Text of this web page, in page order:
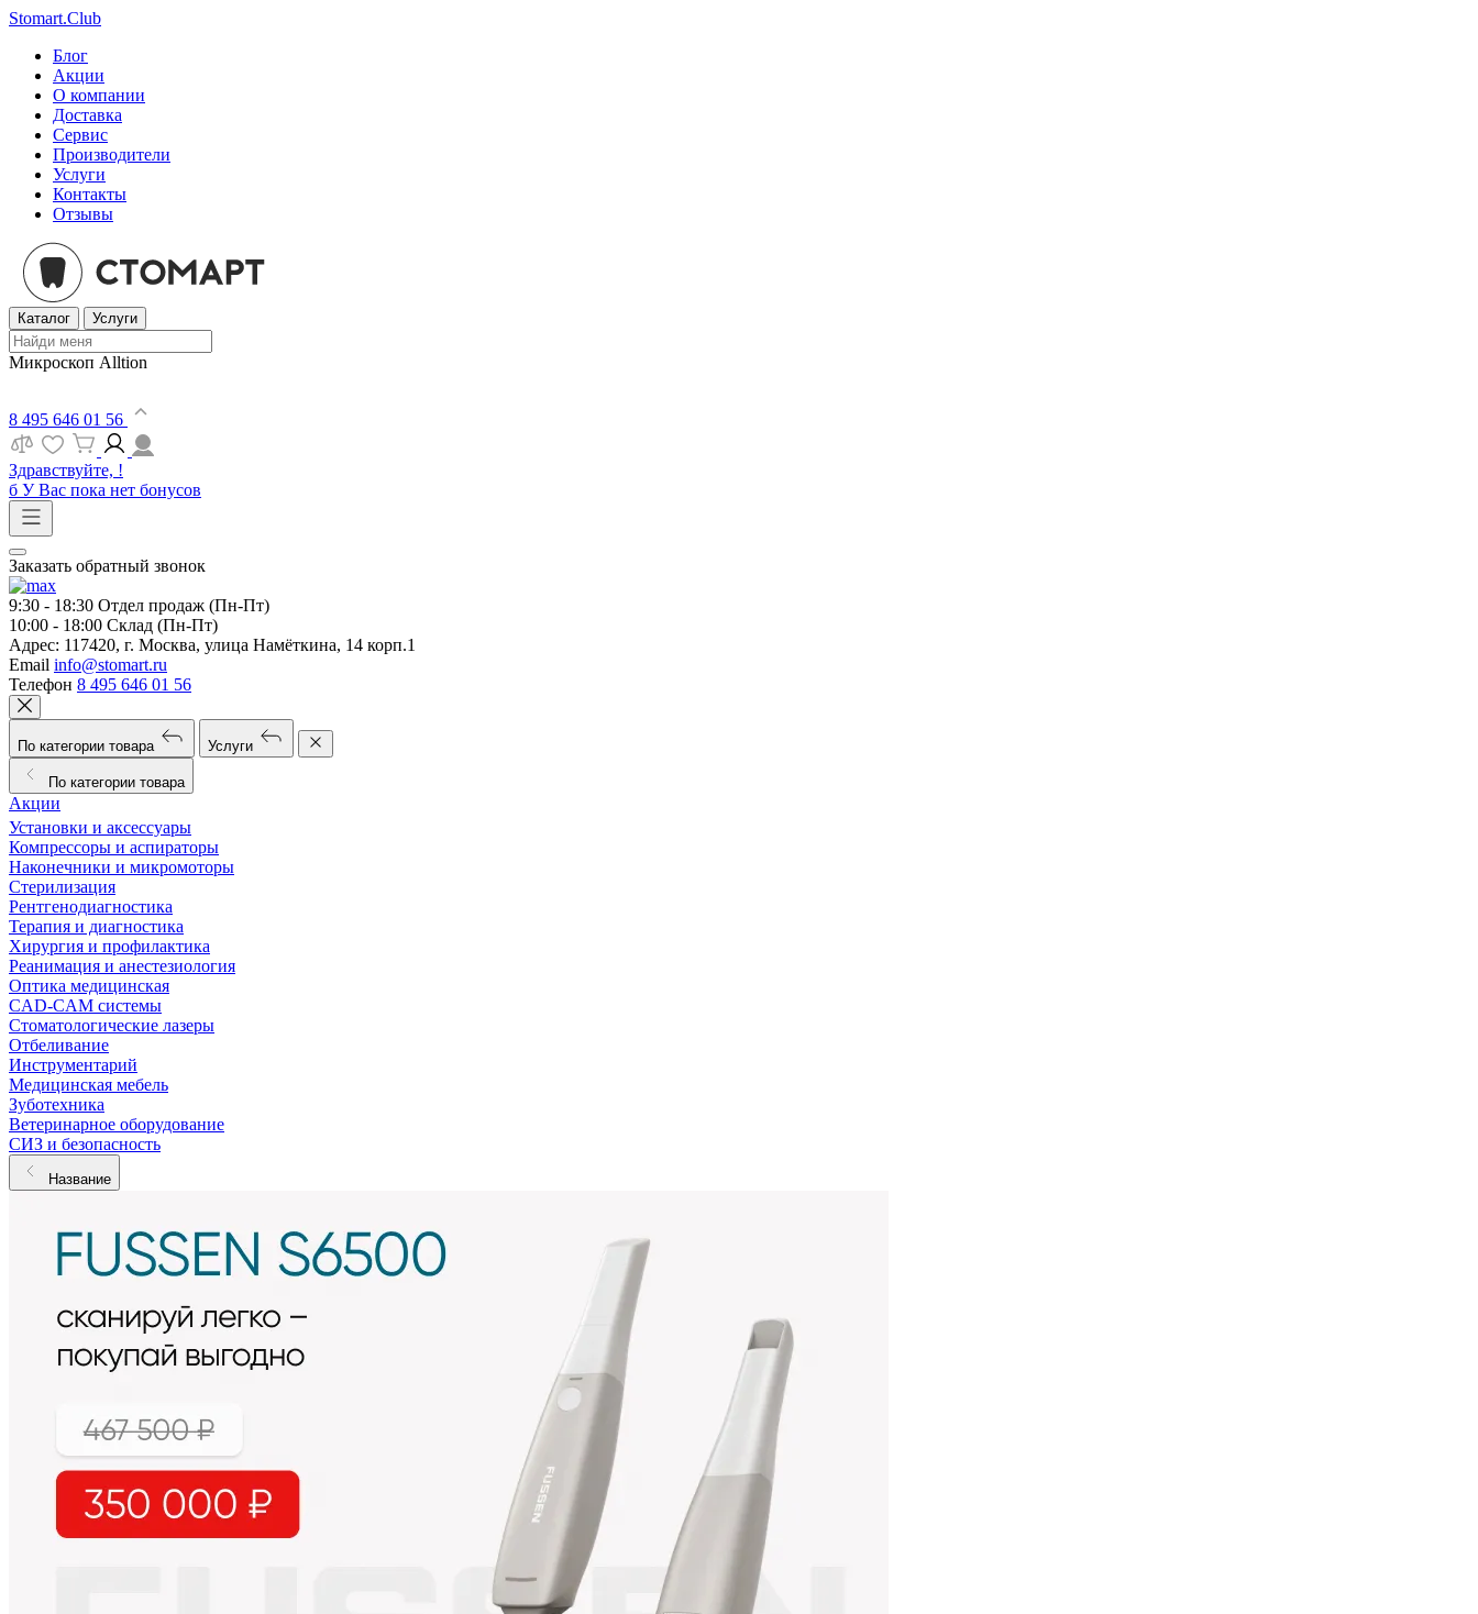
Stomart.Club
Блог
Акции
О компании
Доставка
Сервис
Производители
Услуги
Контакты
Отзывы
Каталог Услуги
Микроскоп Alltion
8 495 646 01 56
Здравствуйте, !
б У Вас пока нет бонусов
Заказать обратный звонок
9:30 - 18:30 Отдел продаж (Пн-Пт)
10:00 - 18:00 Склад (Пн-Пт)
Адрес: 117420, г. Москва, улица Намёткина, 14 корп.1
Email info@stomart.ru
Телефон 8 495 646 01 56
По категории товара Услуги
По категории товара
Акции
Установки и аксессуары
Компрессоры и аспираторы
Наконечники и микромоторы
Стерилизация
Рентгенодиагностика
Терапия и диагностика
Хирургия и профилактика
Реанимация и анестезиология
Оптика медицинская
CAD-CAM системы
Стоматологические лазеры
Отбеливание
Инструментарий
Медицинская мебель
Зуботехника
Ветеринарное оборудование
СИЗ и безопасность
Название